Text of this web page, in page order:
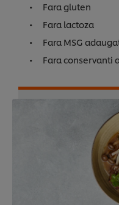
Fara gluten
Fara lactoza
Fara MSG
Fara conservanti